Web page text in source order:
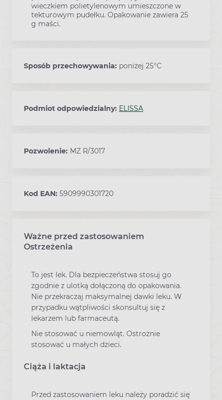
wieczkiem polietylenowym umieszczone w
tekturowym pudełku. Opakowanie zawiera 25
g maści.
Sposób przechowywania: poniżej 25°C
Podmiot odpowiedzialny: ELISSA
Pozwolenie: MZ R/3017
Kod EAN: 5909990301720
Ważne przed zastosowaniem
Ostrzeżenia
To jest lek. Dla bezpieczeństwa stosuj go
zgodnie z ulotką dołączoną do opakowania.
Nie przekraczaj maksymalnej dawki leku. W
przypadku wątpliwości skonsultuj się z
lekarzem lub farmaceutą.
Nie stosować u niemowląt. Ostrożnie
stosować u małych dzieci.
Ciąża i laktacja
Przed zastosowaniem leku należy poradzić się